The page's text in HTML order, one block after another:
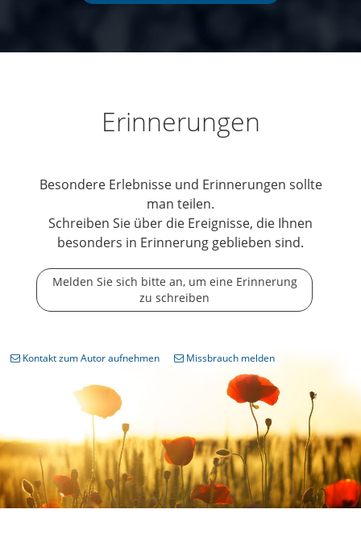
Erinnerungen
Besondere Erlebnisse und Erinnerungen sollte
man teilen.
Schreiben Sie über die Ereignisse, die Ihnen
besonders in Erinnerung geblieben sind.
Melden Sie sich bitte an, um eine Erinnerung
zu schreiben
Kontakt zum Autor aufnehmen Missbrauch melden